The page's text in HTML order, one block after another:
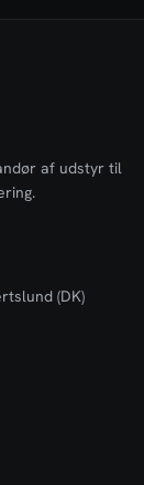
af udstyr til
(DK)